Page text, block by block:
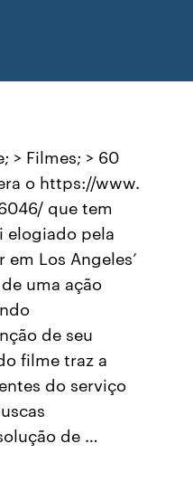
> Filmes; > 60
o https://www.
que tem
elogiado pela
em Los Angeles’
uma ação
de seu
filme traz a
do serviço
de …